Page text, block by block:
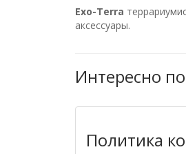
Exo-Terra
аксессуары.
Интересно
Политика